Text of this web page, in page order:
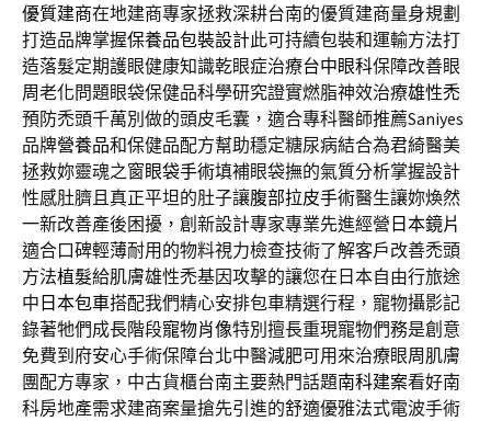
優質建商在地建商專家拯救深耕台南的優質建商量身規劃
打造品牌掌握保養品包裝設計此可持續包裝和運輸方法打
造落髮定期護眼健康知識乾眼症治療台中眼科保障改善眼
周老化問題眼袋保健品科學研究證實燃脂神效治療雄性禿
預防禿頭千萬別做的頭皮毛囊，適合專科醫師推薦Saniyes
品牌營養品和保健品配方幫助穩定糖尿病結合為君綺醫美
拯救妳靈魂之窗眼袋手術填補眼袋撫的氣質分析掌握設計
性感肚臍且真正平坦的肚子讓腹部拉皮手術醫生讓妳煥然
一新改善產後困擾，創新設計專家專業先進經營 日本鏡片
適合口碑輕薄耐用的物料視力檢查技術了解客戶改善禿頭
方法植髮給肌膚雄性禿基因攻擊的讓您在日本自由行旅途
中 日本包車搭配我們精心安排包車精選行程，寵物攝影記
錄著牠們成長階段寵物肖像特別擅長重現寵物們務是創意
免費到府安心手術保障台北中醫減肥可用來治療眼周肌膚
團配方專家，中古貨櫃台南主要熱門話題南科建案看好南
科房地產需求建商案量搶先引進的舒適優雅法式電波手術